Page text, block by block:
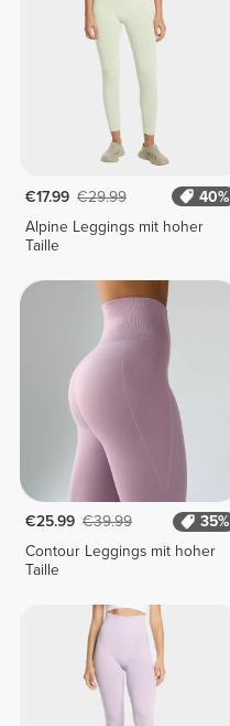
€17.99 €29.99
40%
Alpine Leggings mit hoher
Taille
€25.99 €39.99
35%
Contour Leggings mit hoher
Taille